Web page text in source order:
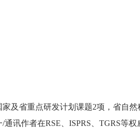
及省重点研发计划课题2项，省自
讯作者在RSE、ISPRS、TGRS等